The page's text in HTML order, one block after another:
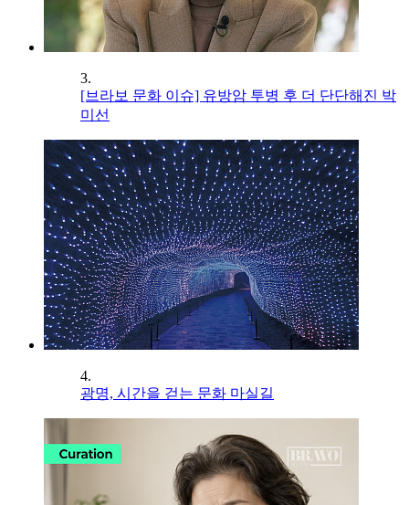
3.
[브라보 문화 이슈] 유방암 투병 후 더 단단해진 박
미선
4.
광명, 시간을 걷는 문화 마실길